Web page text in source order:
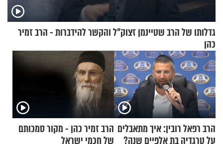
גדלותו של הרב שטיינמן זצוק"ל והקשר להידברות - הרב זמיר
כהן
הרב רפאל רובין: איך מתאבלים
על טרגדיה בת אלפיים שנה?
הרב זמיר כהן - מקור סמכותם
של חכמי ישראל